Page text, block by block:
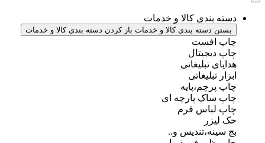
کالا و خدمات
بندی کالا و خدمات باز کردن دسته بندی کالا و خدمات
پارچه ای
فرم
و..